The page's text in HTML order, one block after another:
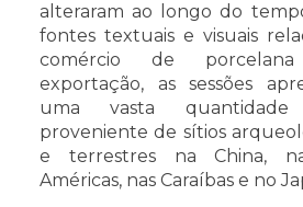
alteraram ao longo do
fontes textuais e visuais
comércio de
exportação, as sessões
uma vasta
proveniente de sítios
e terrestres na China,
Américas, nas Caraíbas e no